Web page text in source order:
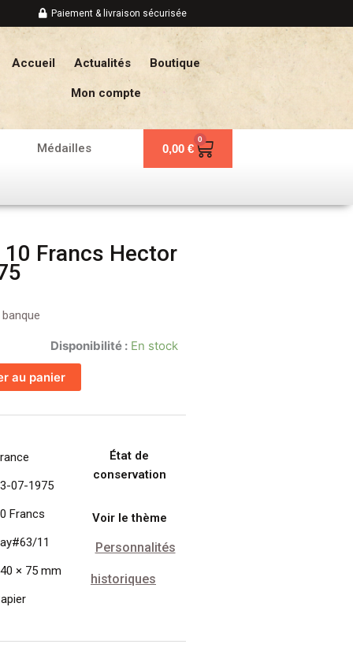
Paiement & livraison sécurisée
Accueil Actualités Boutique
Mon compte
Médailles 0,00 €
0
Panier
10 Francs Hector
Disponibilité : En stock
au panier
07-1975
Francs
11
× 75 mm
État de
conservation
Voir le thème
Personnalités
historiques